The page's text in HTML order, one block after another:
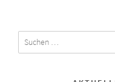
Suchen
nach: